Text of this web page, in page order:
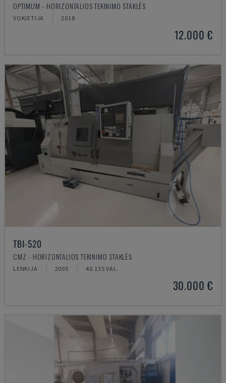
OPTIMUM - HORIZONTALIOS TEKINIMO STAKLĖS
VOKIETIJA 2018
12.000 €
TBI-520
CMZ - HORIZONTALIOS TEKINIMO STAKLĖS
LENKIJA 2005 40.135 VAL.
30.000 €